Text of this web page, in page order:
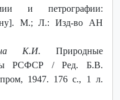
и петрографии:
М.; Л.: Изд-во АН
К.И. Природные
РСФСР / Ред. Б.В.
1947. 176 с., 1 л.